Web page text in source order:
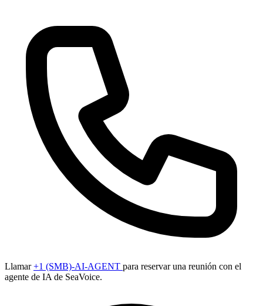
Llamar+1 (SMB)-AI-AGENT para reservar una reunión con el
agente de IA de SeaVoice.